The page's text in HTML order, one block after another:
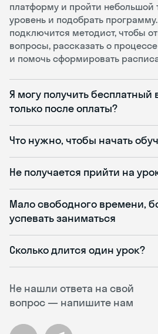
Не нашли ответа на свой
вопрос — напишите нам
платформу и пройти небольшой
уровень и подобрать
подключится методист, чтобы
вопросы, рассказать о
и помочь сформировать
Я могу получить бесплатный
только после оплаты?
Что нужно, чтобы начать
Не получается прийти на
Мало свободного времени,
успевать заниматься
Сколько длится один урок?